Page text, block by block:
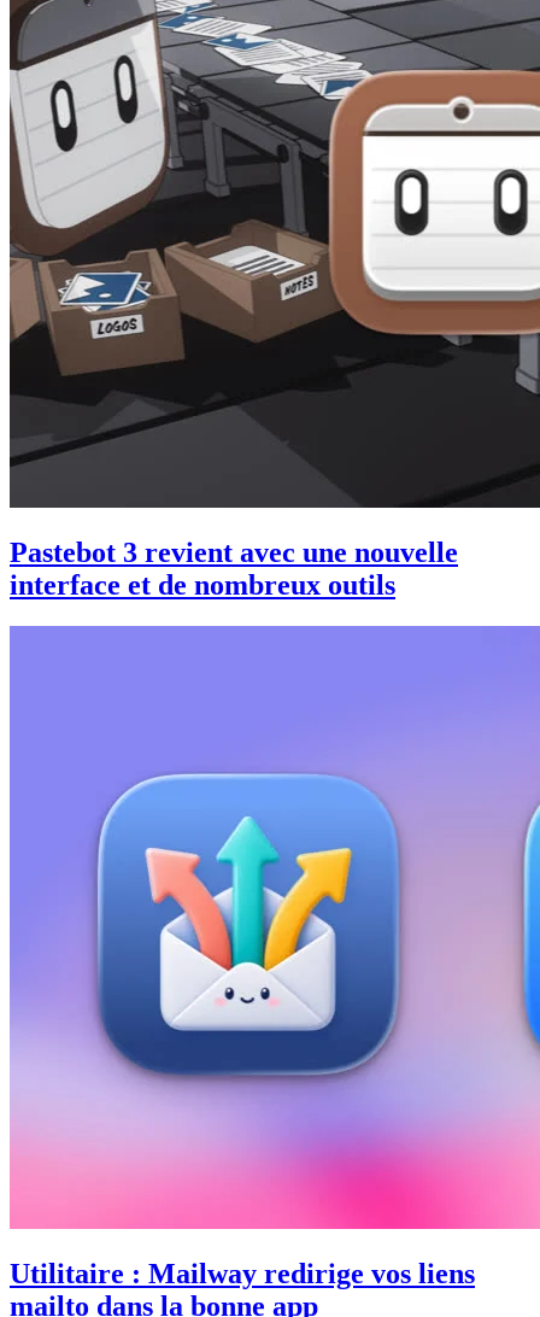
Pastebot 3 revient avec une nouvelle
interface et de nombreux outils
Utilitaire : Mailway redirige vos liens
mailto dans la bonne app